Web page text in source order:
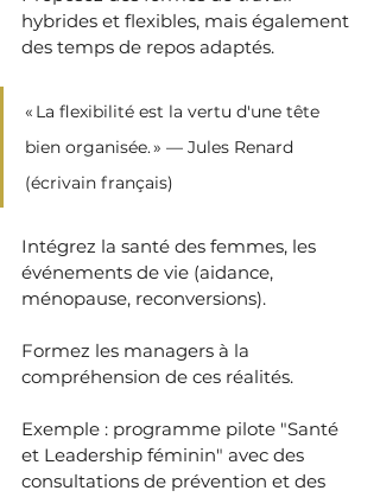
hybrides et flexibles, mais également
des temps de repos adaptés.
« La flexibilité est la vertu d'une tête
bien organisée. » — Jules Renard
(écrivain français)
Intégrez la santé des femmes, les
événements de vie (aidance,
ménopause, reconversions).
Formez les managers à la
compréhension de ces réalités.
Exemple : programme pilote "Santé
et Leadership féminin" avec des
consultations de prévention et des